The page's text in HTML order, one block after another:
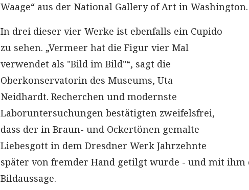
Waage“ aus der National Gallery of Art in Washington.
In drei dieser vier Werke ist ebenfalls ein Cupido
zu sehen. „Vermeer hat die Figur vier Mal
verwendet als "Bild im Bild"“, sagt die
Oberkonservatorin des Museums, Uta
Neidhardt. Recherchen und modernste
Laboruntersuchungen bestätigten zweifelsfrei,
dass der in Braun- und Ockertönen gemalte
Liebesgott in dem Dresdner Werk Jahrzehnte
später von fremder Hand getilgt wurde - und mit ihm
Bildaussage.